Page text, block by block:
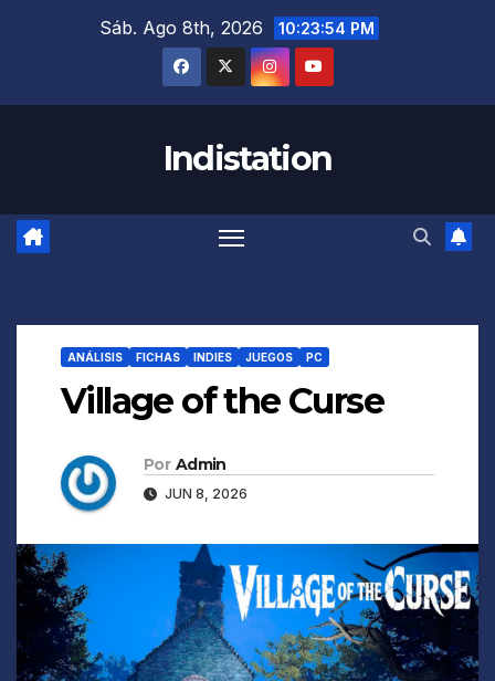
Sáb. Ago 8th, 2026 10:23:55 PM
Indistation
ANÁLISIS FICHAS INDIES JUEGOS PC
Village of the Curse
Por Admin
JUN 8, 2026